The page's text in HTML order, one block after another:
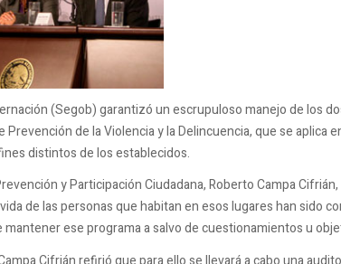
(Segob) garantizó un escrupuloso manejo de los
Prevención de la Violencia y la Delincuencia, que se aplica
distintos de los establecidos.
y Participación Ciudadana, Roberto Campa
de las personas que habitan en esos lugares han sido
mantener ese programa a salvo de cuestionamientos u